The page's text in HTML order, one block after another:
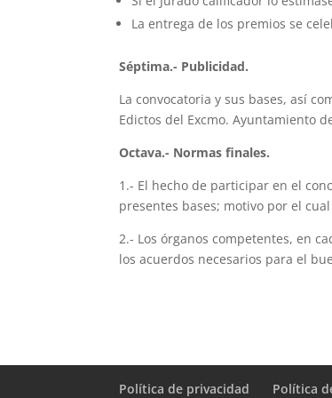
La entrega de los premios se
Séptima.- Publicidad.
La convocatoria y sus bases, así
Edictos del Excmo. Ayuntamiento
Octava.- Normas finales.
1.- El hecho de participar en el
presentes bases; motivo por el
2.- Los órganos competentes, en
los acuerdos necesarios para el
Política de privacidad Política